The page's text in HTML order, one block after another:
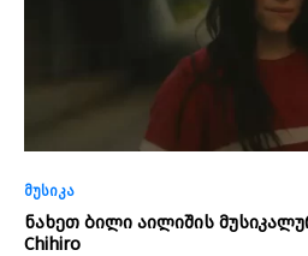
მუსიკა
ნახეთ ბილი აილიშის
Chihiro